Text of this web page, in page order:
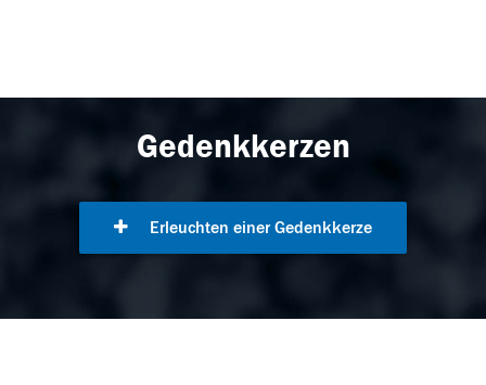
Gedenkkerzen
Erleuchten einer Gedenkkerze